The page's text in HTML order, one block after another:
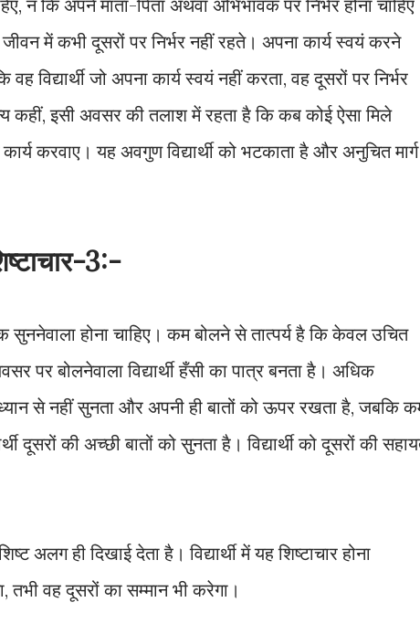
न कि अपने माता-पिता अथवा अभिभावक पर निर्भर होना
जीवन में कभी दूसरों पर निर्भर नहीं रहते। अपना कार्य स्वयं करने
वह विद्यार्थी जो अपना कार्य स्वयं नहीं करता, वह दूसरों पर निर्भर
कहीं, इसी अवसर की तलाश में रहता है कि कब कोई ऐसा मिले
करवाए। यह अवगुण विद्यार्थी को भटकाता है और अनुचित मार्ग
3:-
सुननेवाला होना चाहिए। कम बोलने से तात्पर्य है कि केवल उचित
पर बोलनेवाला विद्यार्थी हँसी का पात्र बनता है। अधिक
ध्यान से नहीं सुनता और अपनी ही बातों को ऊपर रखता है, जबकि
दूसरों की अच्छी बातों को सुनता है। विद्यार्थी को दूसरों की
अलग ही दिखाई देता है। विद्यार्थी में यह शिष्टाचार होना
तभी वह दूसरों का सम्मान भी करेगा।